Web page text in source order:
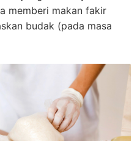
memberi makan fakir
budak (pada masa